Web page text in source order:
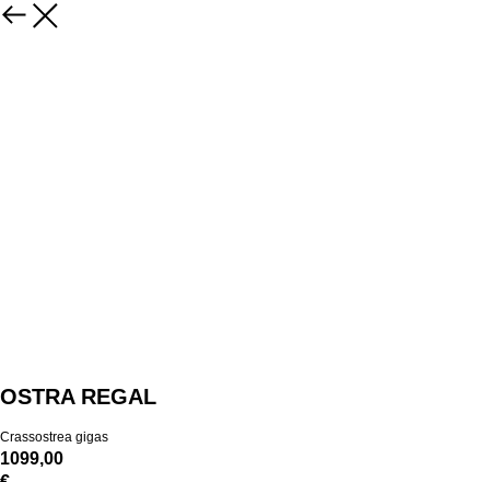
OSTRA REGAL
Crassostrea gigas
1099,00